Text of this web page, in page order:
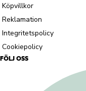
Köpvillkor
Reklamation
Integritetspolicy
Cookiepolicy
FÖLJ OSS